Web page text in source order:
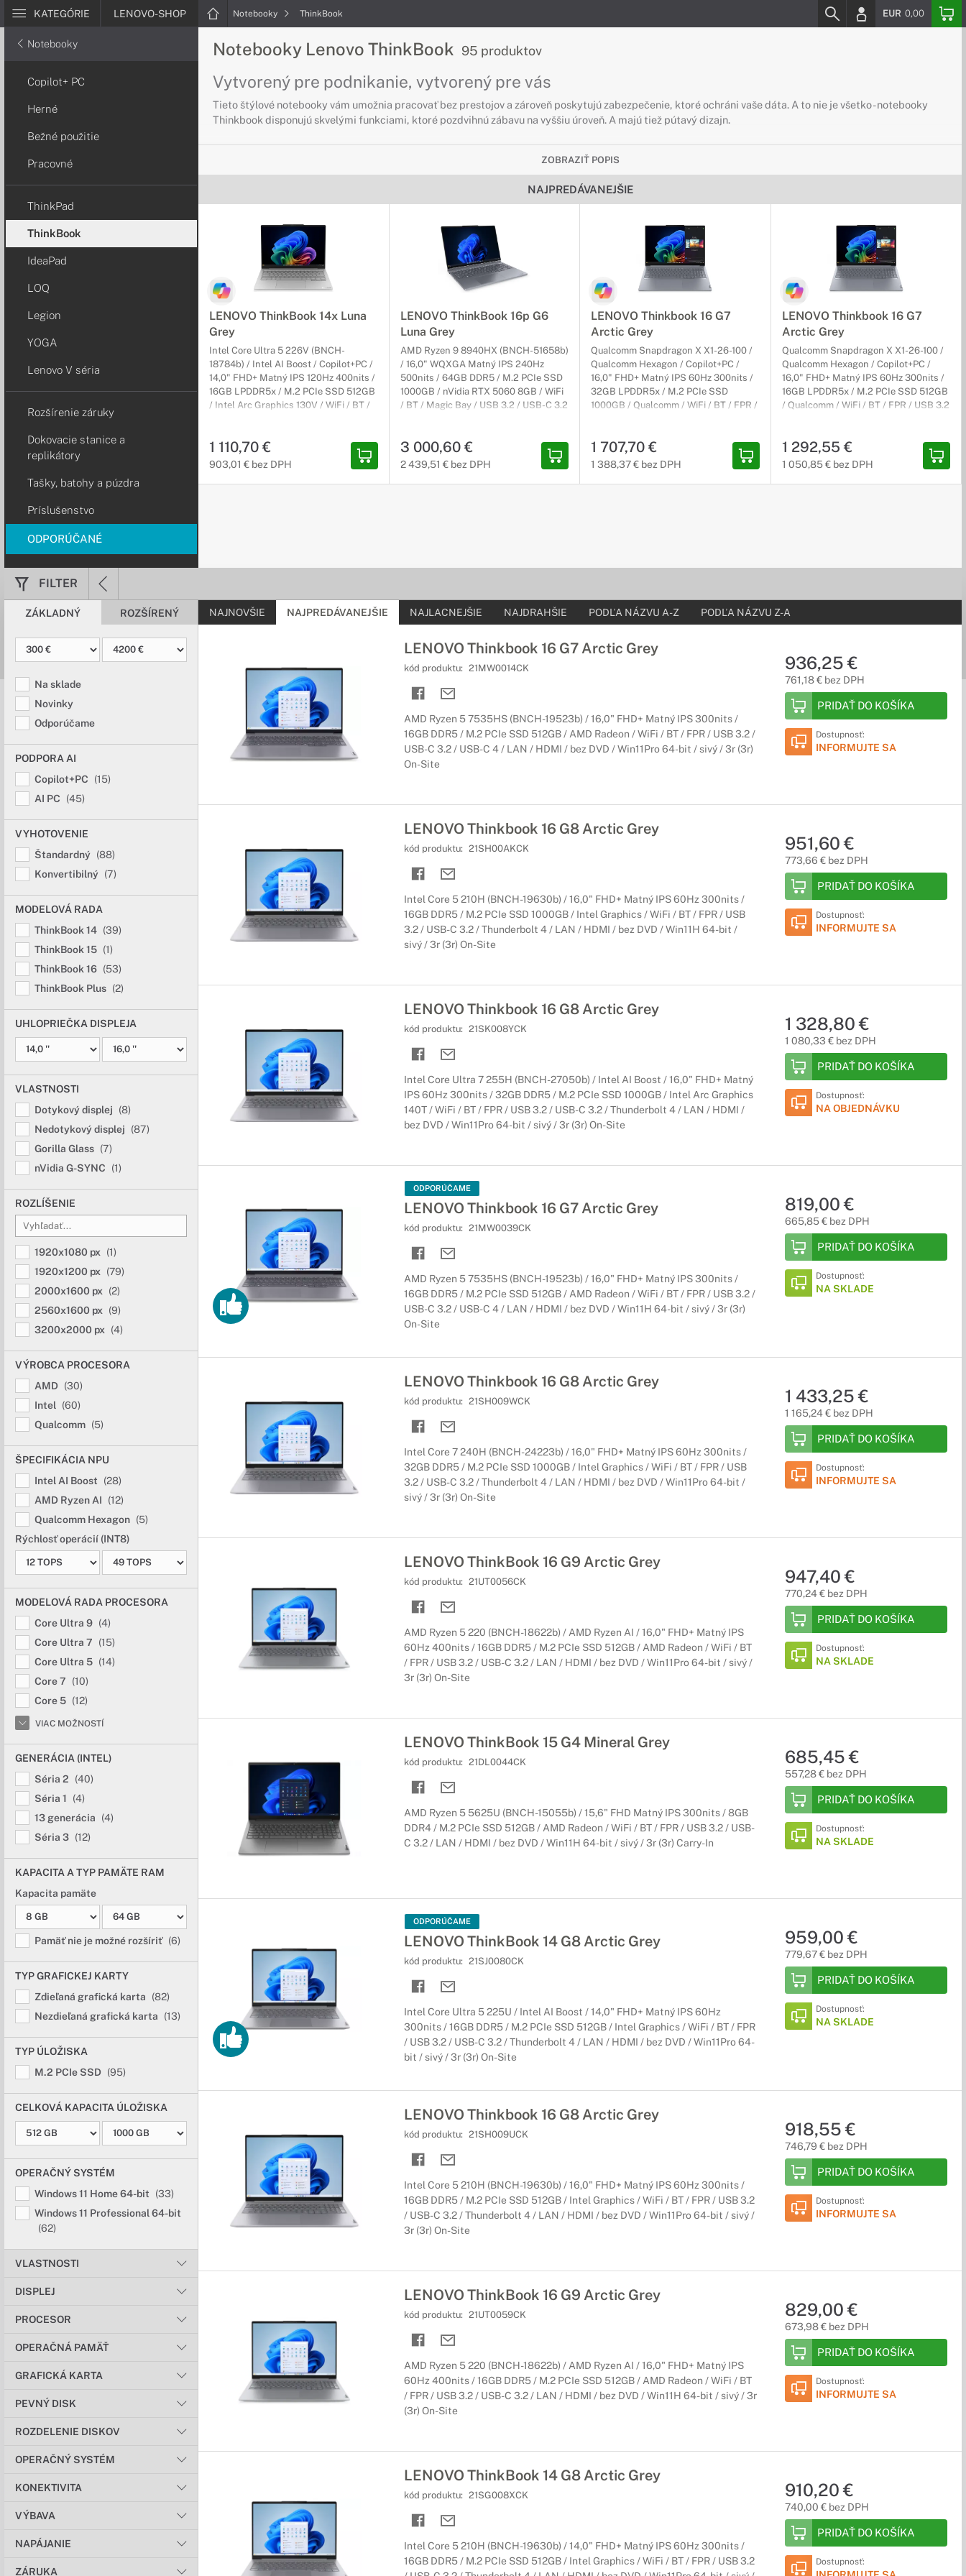
KATEGÓRIE LENOVO-SHOP Notebooky ThinkBook EUR 0,00
Notebooky
Copilot+ PC
Herné
Bežné použitie
Pracovné
ThinkPad
ThinkBook
IdeaPad
LOQ
Legion
YOGA
Lenovo V séria
Rozšírenie záruky
Dokovacie stanice a
replikátory
Tašky, batohy a púzdra
Príslušenstvo
ODPORÚČANÉ
Notebooky Lenovo ThinkBook 95 produktov
Vytvorený pre podnikanie, vytvorený pre vás
Tieto štýlové notebooky vám umožnia pracovať bez prestojov a zároveň poskytujú zabezpečenie, ktoré ochráni vaše dáta. A to nie je všetko - notebooky
Thinkbook disponujú skvelými funkciami, ktoré pozdvihnú zábavu na vyššiu úroveň. A majú tiež pútavý dizajn.
ZOBRAZIŤ POPIS
NAJPREDÁVANEJŠIE
LENOVO ThinkBook 14x Luna
Grey
Intel Core Ultra 5 226V (BNCH-
18784b) / Intel AI Boost / Copilot+PC /
14,0" FHD+ Matný IPS 120Hz 400nits /
16GB LPDDR5x / M.2 PCIe SSD 512GB
/ Intel Arc Graphics 130V / WiFi / BT /
On-Site, NEOBSAHUJE adaptér
1 110,70 €
903,01 € bez DPH
LENOVO ThinkBook 16p G6
Luna Grey
AMD Ryzen 9 8940HX (BNCH-51658b)
/ 16,0" WQXGA Matný IPS 240Hz
500nits / 64GB DDR5 / M.2 PCIe SSD
1000GB / nVidia RTX 5060 8GB / WiFi
/ BT / Magic Bay / USB 3.2 / USB-C 3.2
NEOBSAHUJE adaptér
3 000,60 €
2 439,51 € bez DPH
LENOVO Thinkbook 16 G7
Arctic Grey
Qualcomm Snapdragon X X1-26-100 /
Qualcomm Hexagon / Copilot+PC /
16,0" FHD+ Matný IPS 60Hz 300nits /
32GB LPDDR5x / M.2 PCIe SSD
1000GB / Qualcomm / WiFi / BT / FPR /
1 707,70 €
1 388,37 € bez DPH
LENOVO Thinkbook 16 G7
Arctic Grey
Qualcomm Snapdragon X X1-26-100 /
Qualcomm Hexagon / Copilot+PC /
16,0" FHD+ Matný IPS 60Hz 300nits /
16GB LPDDR5x / M.2 PCIe SSD 512GB
/ Qualcomm / WiFi / BT / FPR / USB 3.2
1 292,55 €
1 050,85 € bez DPH
FILTER
ZÁKLADNÝ ROZŠÍRENÝ
Na sklade
Novinky
Odporúčame
PODPORA AI
Copilot+PC
(15)
AI PC
(45)
VYHOTOVENIE
Štandardný (88)
Konvertibilný (7)
MODELOVÁ RADA
ThinkBook 14 (39)
ThinkBook 15 (1)
ThinkBook 16 (53)
ThinkBook Plus (2)
UHLOPRIEČKA DISPLEJA
VLASTNOSTI
Dotykový displej
(8)
Nedotykový displej
(87)
Gorilla Glass (7)
nVidia G-SYNC
(1)
ROZLÍŠENIE
1920x1080 px
(1)
1920x1200 px
(79)
2000x1600 px
(2)
2560x1600 px
(9)
3200x2000 px
(4)
VÝROBCA PROCESORA
AMD (30)
Intel
(60)
Qualcomm (5)
ŠPECIFIKÁCIA NPU
Intel AI Boost
(28)
AMD Ryzen AI
(12)
Qualcomm Hexagon (5)
Rýchlosť operácií (INT8)
MODELOVÁ RADA PROCESORA
Core Ultra 9 (4)
Core Ultra 7
(15)
Core Ultra 5 (14)
Core 7
(10)
Core 5 (12)
VIAC MOŽNOSTÍ
GENERÁCIA (INTEL)
Séria 2
(40)
Séria 1
(4)
13 generácia
(4)
Séria 3 (12)
KAPACITA A TYP PAMÄTE RAM
Kapacita pamäte
Pamäť nie je možné rozšíriť (6)
TYP GRAFICKEJ KARTY
Zdieľaná grafická karta
(82)
Nezdieľaná grafická karta
(13)
TYP ÚLOŽISKA
M.2 PCIe SSD (95)
CELKOVÁ KAPACITA ÚLOŽISKA
OPERAČNÝ SYSTÉM
Windows 11 Home 64-bit
(33)
Windows 11 Professional 64-bit
(62)
VLASTNOSTI
DISPLEJ
PROCESOR
OPERAČNÁ PAMÄŤ
GRAFICKÁ KARTA
PEVNÝ DISK
ROZDELENIE DISKOV
OPERAČNÝ SYSTÉM
KONEKTIVITA
VÝBAVA
NAPÁJANIE
ZÁRUKA
NAJNOVŠIE NAJPREDÁVANEJŠIE NAJLACNEJŠIE NAJDRAHŠIE PODĽA NÁZVU A-Z PODĽA NÁZVU Z-A
LENOVO Thinkbook 16 G7 Arctic Grey
kód produktu: 21MW0014CK
AMD Ryzen 5 7535HS (BNCH-19523b) / 16,0" FHD+ Matný IPS 300nits /
16GB DDR5 / M.2 PCIe SSD 512GB / AMD Radeon / WiFi / BT / FPR / USB 3.2 /
USB-C 3.2 / USB-C 4 / LAN / HDMI / bez DVD / Win11Pro 64-bit / sivý / 3r (3r)
On-Site
936,25 €
761,18 € bez DPH
PRIDAŤ DO KOŠÍKA
Dostupnosť:
INFORMUJTE SA
LENOVO Thinkbook 16 G8 Arctic Grey
kód produktu: 21SH00AKCK
Intel Core 5 210H (BNCH-19630b) / 16,0" FHD+ Matný IPS 60Hz 300nits /
16GB DDR5 / M.2 PCIe SSD 1000GB / Intel Graphics / WiFi / BT / FPR / USB
3.2 / USB-C 3.2 / Thunderbolt 4 / LAN / HDMI / bez DVD / Win11H 64-bit /
sivý / 3r (3r) On-Site
951,60 €
773,66 € bez DPH
PRIDAŤ DO KOŠÍKA
Dostupnosť:
INFORMUJTE SA
LENOVO Thinkbook 16 G8 Arctic Grey
kód produktu: 21SK008YCK
Intel Core Ultra 7 255H (BNCH-27050b) / Intel AI Boost / 16,0" FHD+ Matný
IPS 60Hz 300nits / 32GB DDR5 / M.2 PCIe SSD 1000GB / Intel Arc Graphics
140T / WiFi / BT / FPR / USB 3.2 / USB-C 3.2 / Thunderbolt 4 / LAN / HDMI /
bez DVD / Win11Pro 64-bit / sivý / 3r (3r) On-Site
1 328,80 €
1 080,33 € bez DPH
PRIDAŤ DO KOŠÍKA
Dostupnosť:
NA OBJEDNÁVKU
ODPORÚČAME
LENOVO Thinkbook 16 G7 Arctic Grey
kód produktu: 21MW0039CK
AMD Ryzen 5 7535HS (BNCH-19523b) / 16,0" FHD+ Matný IPS 300nits /
16GB DDR5 / M.2 PCIe SSD 512GB / AMD Radeon / WiFi / BT / FPR / USB 3.2 /
USB-C 3.2 / USB-C 4 / LAN / HDMI / bez DVD / Win11H 64-bit / sivý / 3r (3r)
On-Site
819,00 €
665,85 € bez DPH
PRIDAŤ DO KOŠÍKA
Dostupnosť:
NA SKLADE
LENOVO Thinkbook 16 G8 Arctic Grey
kód produktu: 21SH009WCK
Intel Core 7 240H (BNCH-24223b) / 16,0" FHD+ Matný IPS 60Hz 300nits /
32GB DDR5 / M.2 PCIe SSD 1000GB / Intel Graphics / WiFi / BT / FPR / USB
3.2 / USB-C 3.2 / Thunderbolt 4 / LAN / HDMI / bez DVD / Win11Pro 64-bit /
sivý / 3r (3r) On-Site
1 433,25 €
1 165,24 € bez DPH
PRIDAŤ DO KOŠÍKA
Dostupnosť:
INFORMUJTE SA
LENOVO ThinkBook 16 G9 Arctic Grey
kód produktu: 21UT0056CK
AMD Ryzen 5 220 (BNCH-18622b) / AMD Ryzen AI / 16,0" FHD+ Matný IPS
60Hz 400nits / 16GB DDR5 / M.2 PCIe SSD 512GB / AMD Radeon / WiFi / BT
/ FPR / USB 3.2 / USB-C 3.2 / LAN / HDMI / bez DVD / Win11Pro 64-bit / sivý /
3r (3r) On-Site
947,40 €
770,24 € bez DPH
PRIDAŤ DO KOŠÍKA
Dostupnosť:
NA SKLADE
LENOVO ThinkBook 15 G4 Mineral Grey
kód produktu: 21DL0044CK
AMD Ryzen 5 5625U (BNCH-15055b) / 15,6" FHD Matný IPS 300nits / 8GB
DDR4 / M.2 PCIe SSD 512GB / AMD Radeon / WiFi / BT / FPR / USB 3.2 / USB-
C 3.2 / LAN / HDMI / bez DVD / Win11H 64-bit / sivý / 3r (3r) Carry-In
685,45 €
557,28 € bez DPH
PRIDAŤ DO KOŠÍKA
Dostupnosť:
NA SKLADE
ODPORÚČAME
LENOVO ThinkBook 14 G8 Arctic Grey
kód produktu: 21SJ0080CK
Intel Core Ultra 5 225U / Intel AI Boost / 14,0" FHD+ Matný IPS 60Hz
300nits / 16GB DDR5 / M.2 PCIe SSD 512GB / Intel Graphics / WiFi / BT / FPR
/ USB 3.2 / USB-C 3.2 / Thunderbolt 4 / LAN / HDMI / bez DVD / Win11Pro 64-
bit / sivý / 3r (3r) On-Site
959,00 €
779,67 € bez DPH
PRIDAŤ DO KOŠÍKA
Dostupnosť:
NA SKLADE
LENOVO Thinkbook 16 G8 Arctic Grey
kód produktu: 21SH009UCK
Intel Core 5 210H (BNCH-19630b) / 16,0" FHD+ Matný IPS 60Hz 300nits /
16GB DDR5 / M.2 PCIe SSD 512GB / Intel Graphics / WiFi / BT / FPR / USB 3.2
/ USB-C 3.2 / Thunderbolt 4 / LAN / HDMI / bez DVD / Win11Pro 64-bit / sivý /
3r (3r) On-Site
918,55 €
746,79 € bez DPH
PRIDAŤ DO KOŠÍKA
Dostupnosť:
INFORMUJTE SA
LENOVO ThinkBook 16 G9 Arctic Grey
kód produktu: 21UT0059CK
AMD Ryzen 5 220 (BNCH-18622b) / AMD Ryzen AI / 16,0" FHD+ Matný IPS
60Hz 400nits / 16GB DDR5 / M.2 PCIe SSD 512GB / AMD Radeon / WiFi / BT
/ FPR / USB 3.2 / USB-C 3.2 / LAN / HDMI / bez DVD / Win11H 64-bit / sivý / 3r
(3r) On-Site
829,00 €
673,98 € bez DPH
PRIDAŤ DO KOŠÍKA
Dostupnosť:
INFORMUJTE SA
LENOVO ThinkBook 14 G8 Arctic Grey
kód produktu: 21SG008XCK
Intel Core 5 210H (BNCH-19630b) / 14,0" FHD+ Matný IPS 60Hz 300nits /
16GB DDR5 / M.2 PCIe SSD 512GB / Intel Graphics / WiFi / BT / FPR / USB 3.2
910,20 €
740,00 € bez DPH
PRIDAŤ DO KOŠÍKA
Dostupnosť: